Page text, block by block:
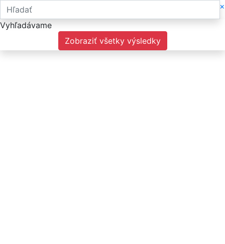
×
Vyhľadávame
Zobraziť všetky výsledky